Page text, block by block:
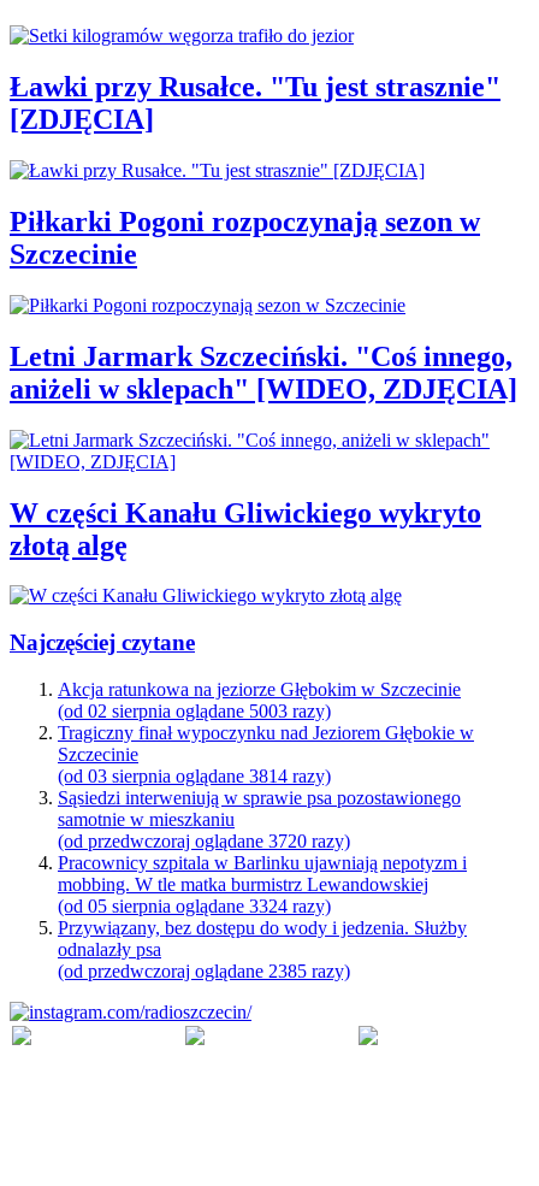
Ławki przy Rusałce. "Tu jest strasznie"
[ZDJĘCIA]
Piłkarki Pogoni rozpoczynają sezon w
Szczecinie
Letni Jarmark Szczeciński. "Coś innego,
aniżeli w sklepach" [WIDEO, ZDJĘCIA]
W części Kanału Gliwickiego wykryto
złotą algę
Najczęściej czytane
Akcja ratunkowa na jeziorze Głębokim w Szczecinie
(od 02 sierpnia oglądane 5003 razy)
Tragiczny finał wypoczynku nad Jeziorem Głębokie w
Szczecinie
(od 03 sierpnia oglądane 3814 razy)
Sąsiedzi interweniują w sprawie psa pozostawionego
samotnie w mieszkaniu
(od przedwczoraj oglądane 3720 razy)
Pracownicy szpitala w Barlinku ujawniają nepotyzm i
mobbing. W tle matka burmistrz Lewandowskiej
(od 05 sierpnia oglądane 3324 razy)
Przywiązany, bez dostępu do wody i jedzenia. Służby
odnalazły psa
(od przedwczoraj oglądane 2385 razy)